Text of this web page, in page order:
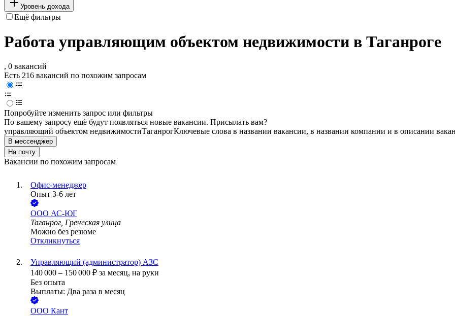
Уровень дохода
Ещё фильтры
Работа управляющим объектом недвижимости в Таганроге
, 0 вакансий
Есть 216 вакансий по похожим запросам
Попробуйте изменить запрос или фильтры
По вашему запросу ещё будут появляться новые вакансии. Присылать вам?
управляющий объектом недвижимостиТаганрогКлючевые слова в названии вакансии, в названии компании и в описании
В мессенджер
На почту
Вакансии по похожим запросам
Офис-менеджер
Опыт 3-6 лет
ООО АС-ЮГ
Таганрог, Греческая улица
Можно без резюме
Откликнуться
Управляющий (администратор) АЗС
140 000 – 150 000 ₽ за месяц, на руки
Без опыта
Выплаты: Два раза в месяц
ООО Кант